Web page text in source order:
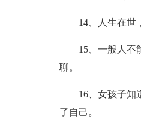
14、人生在世
15、一般人不
聊。
16、女孩子知
了自己。